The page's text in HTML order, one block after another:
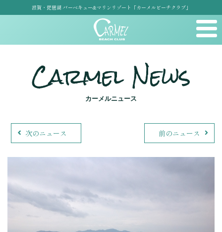
滋賀・琵琶湖 バーベキュー&マリンリゾート「カーメルビーチクラブ」
Carmel News
カーメルニュース
次のニュース 前のニュース